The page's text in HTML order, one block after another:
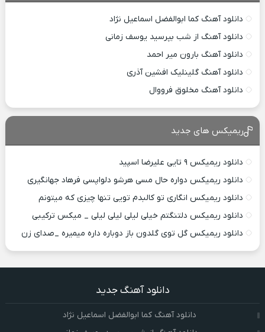
دانلود آهنگ کما ابوالفضل اسماعیل نژاد
دانلود آهنگ از شب بپرسید یوسف زمانی
دانلود آهنگ بارون میر احمد
دانلود آهنگ گلینلیک افشین آذری
دانلود آهنگ مخلوق فرووال
ریمیکس های جدید
دانلود ریمیکس ۹ تایی علیرضا اسپید
دانلود ریمیکس دواره حال مسی هرشو دلواپسی فرهاد جهانگیری
دانلود ریمیکس انگاری تو کالبدم تویی تنها چیزی که میتونم
دانلود ریمیکس دلتنگتم خیلی لیلی لیلی لیلی _ میکس ترکیبی
دانلود ریمیکس گل توی گلدون باز دوباره داره میمیره _صدای زن
دانلود آهنگ جدید
دانلود آهنگ کما ابوالفضل اسماعیل نژاد